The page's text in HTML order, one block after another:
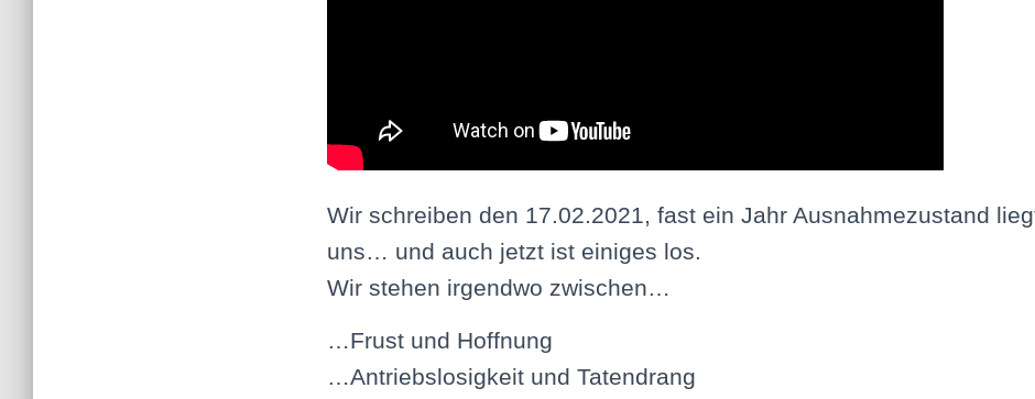
Wir schreiben den 17.02.2021, fast ein Jahr Ausnahmezustand
uns… und auch jetzt ist einiges los.
Wir stehen irgendwo zwischen…
…Frust und Hoffnung
…Antriebslosigkeit und Tatendrang